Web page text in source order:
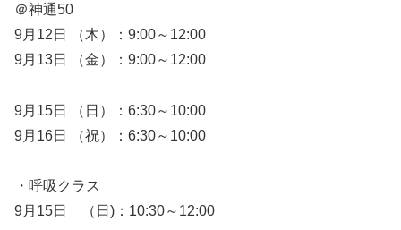
＠神通50
9月12日 （木）：9:00～12:00
9月13日 （金）：9:00～12:00
9月15日 （日）：6:30～10:00
9月16日 （祝）：6:30～10:00
・呼吸クラス
9月15日 （日)：10:30～12:00